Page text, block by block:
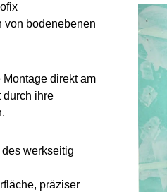
von bodenebenen
direkt am
durch ihre
werkseitig
präziser